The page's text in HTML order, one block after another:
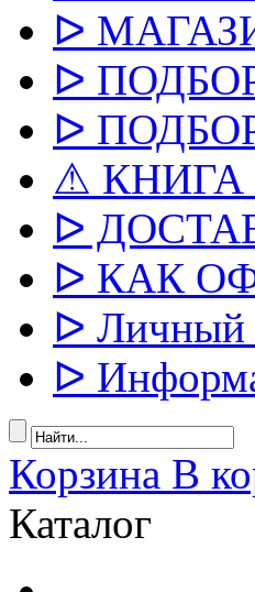
ᐅ
ᐅ
ᐅ
⚠
ᐅ
ᐅ КАК
ᐅ Личный
ᐅ
Корзина В
Каталог